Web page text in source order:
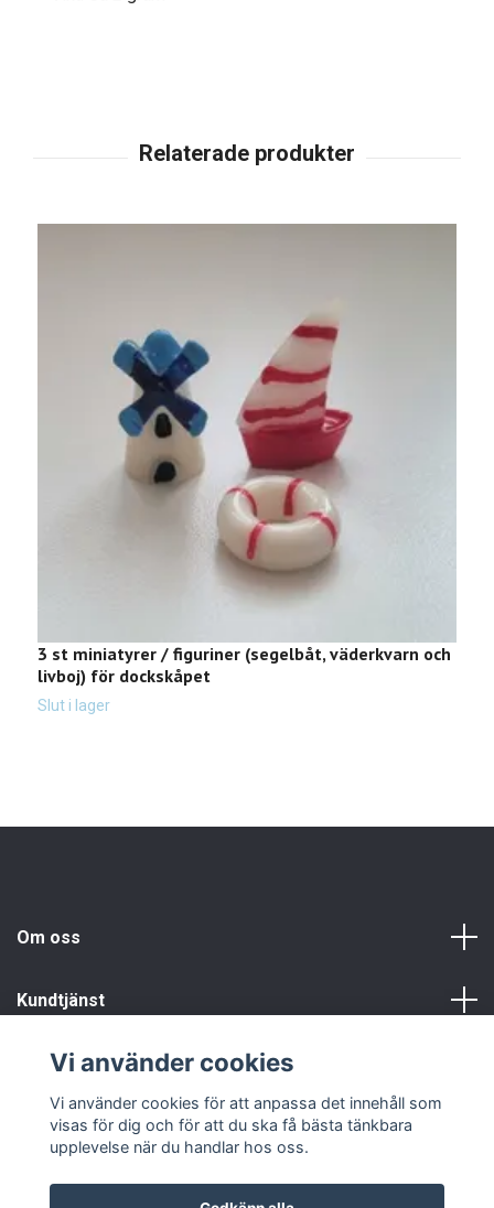
3 st miniatyrer / figuriner (segelbåt, väderkvarn och
livboj) för dockskåpet
Slut i lager
Om oss
Kundtjänst
Vi använder cookies
Vi använder cookies för att anpassa det innehåll som
visas för dig och för att du ska få bästa tänkbara
upplevelse när du handlar hos oss.